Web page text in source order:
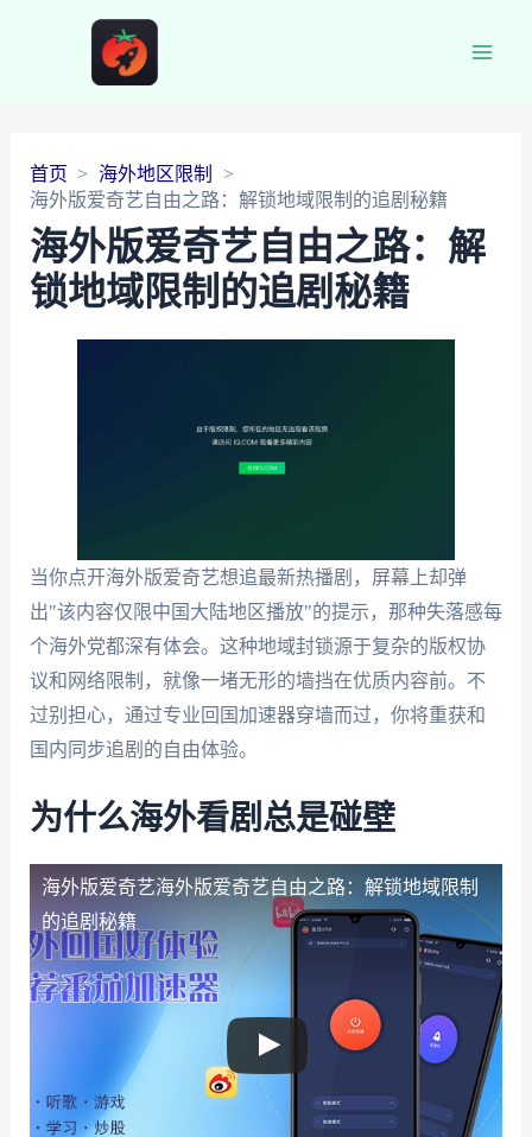
首页
海外地区限制
海外版爱奇艺自由之路：解锁地域限制的追剧秘籍
海外版爱奇艺自由之路：解
锁地域限制的追剧秘籍
当你点开海外版爱奇艺想追最新热播剧，屏幕上却弹
出"该内容仅限中国大陆地区播放"的提示，那种失落感每
个海外党都深有体会。这种地域封锁源于复杂的版权协
议和网络限制，就像一堵无形的墙挡在优质内容前。不
过别担心，通过专业回国加速器穿墙而过，你将重获和
国内同步追剧的自由体验。
为什么海外看剧总是碰壁
海外版爱奇艺海外版爱奇艺自由之路：解锁地域限制
的追剧秘籍